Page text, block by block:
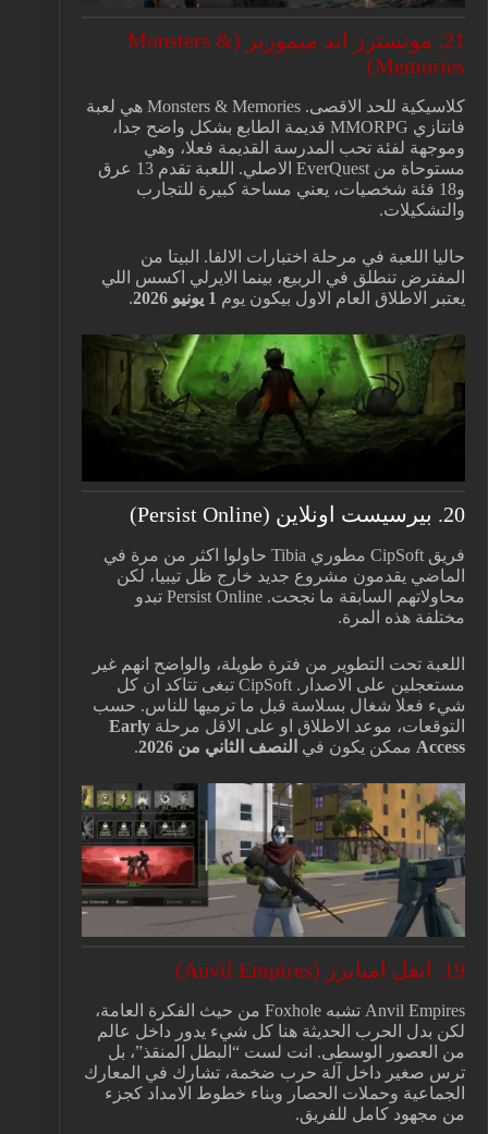
21. مونسترز اند ميموريز (Monsters &
Memories)
كلاسيكية للحد الاقصى. Monsters & Memories هي لعبة
فانتازي MMORPG قديمة الطابع بشكل واضح جدا،
وموجهة لفئة تحب المدرسة القديمة فعلا، وهي
مستوحاة من EverQuest الاصلي. اللعبة تقدم 13 عرق
و18 فئة شخصيات، يعني مساحة كبيرة للتجارب
والتشكيلات.
حاليا اللعبة في مرحلة اختبارات الالفا. البيتا من
المفترض تنطلق في الربيع، بينما الايرلي اكسس اللي
يعتبر الاطلاق العام الاول بيكون يوم 1 يونيو 2026 .
20. بيرسيست اونلاين (Persist Online)
فريق CipSoft مطوري Tibia حاولوا اكثر من مرة في
الماضي يقدمون مشروع جديد خارج ظل تيبيا، لكن
محاولاتهم السابقة ما نجحت. Persist Online تبدو
مختلفة هذه المرة.
اللعبة تحت التطوير من فترة طويلة، والواضح انهم غير
مستعجلين على الاصدار. CipSoft تبغى تتاكد ان كل
شيء فعلا شغال بسلاسة قبل ما ترميها للناس. حسب
التوقعات، موعد الاطلاق او على الاقل مرحلة Early
Access ممكن يكون في النصف الثاني من 2026 .
19. انفل امبايرز (Anvil Empires)
Anvil Empires تشبه Foxhole من حيث الفكرة العامة،
لكن بدل الحرب الحديثة هنا كل شيء يدور داخل عالم
من العصور الوسطى. انت لست “البطل المنقذ”، بل
ترس صغير داخل آلة حرب ضخمة، تشارك في المعارك
الجماعية وحملات الحصار وبناء خطوط الامداد كجزء
من مجهود كامل للفريق.